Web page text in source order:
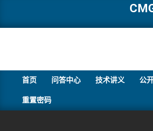
content
首页 问答中心 技术讲义 公
重置密码